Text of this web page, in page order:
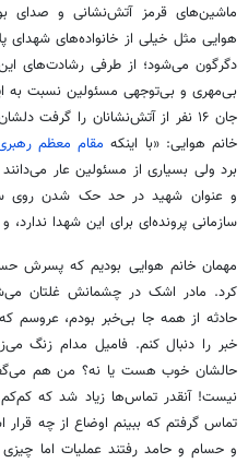
ماشین‌های قرمز آتش‌نشانی و صدای بوق
هوایی مثل خیلی از خانواده‌های
دگرگون می‌شود؛ از طرفی رشادت‌های
جان ۱۶ نفر از آتش‌نشانان را گرفت
خانم هوایی: «با اینکهمقام معظم
برد ولی بسیاری از مسئولین عار
و عنوان شهید در حد حک شدن روی
سازمانی پرونده‌ای برای این شهدا ندارد،
مهمان خانم هوایی بودیم که پسرش
حادثه از همه جا بی‌خبر بودم، عروسم
خبر را دنبال کنم. فامیل مدام زنگ
حالشان خوب هست یا نه؟ من هم
نیست! آنقدرتماس‌ها زیاد شد که
تماس گرفتم که ببینم اوضاع از چه
وحسام وحامد رفتند عملیات اما